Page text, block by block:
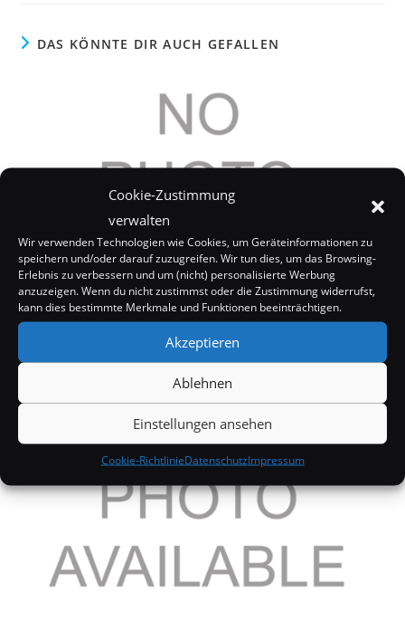
Cookie-Zustimmung
verwalten
Wir verwenden Technologien wie Cookies, um Geräteinformationen zu
speichern und/oder darauf zuzugreifen. Wir tun dies, um das Browsing-
Erlebnis zu verbessern und um (nicht) personalisierte Werbung
anzuzeigen. Wenn du nicht zustimmst oder die Zustimmung widerrufst,
kann dies bestimmte Merkmale und Funktionen beeinträchtigen.
Akzeptieren
Ablehnen
Einstellungen ansehen
Cookie-RichtlinieDatenschutzImpressum
DAS KÖNNTE DIR AUCH GEFALLEN
Jessica Simpson: Schleichwerbung
27. Juli 2006